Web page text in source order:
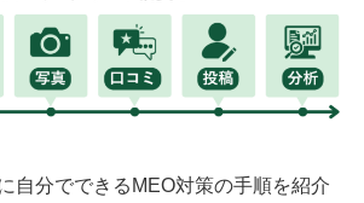
自分でできるMEO対策の手順を紹介